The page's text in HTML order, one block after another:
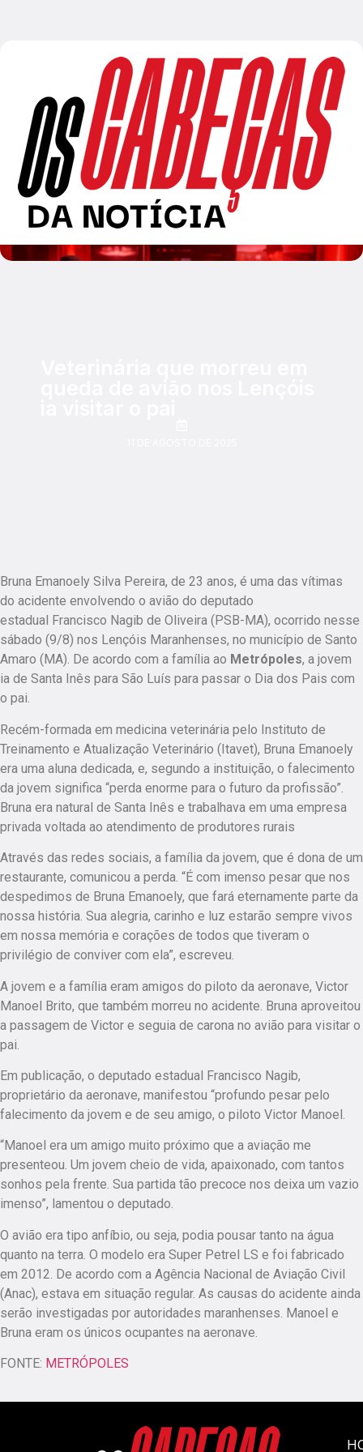
Bruna Emanoely Silva Pereira, de 23 anos, é uma das vítimas
do acidente envolvendo o avião do deputado
estadual Francisco Nagib de Oliveira (PSB-MA), ocorrido nesse
sábado (9/8) nos Lençóis Maranhenses, no município de Santo
Amaro (MA). De acordo com a família ao Metrópoles, a jovem
ia de Santa Inês para São Luís para passar o Dia dos Pais com
o pai.
Recém-formada em medicina veterinária pelo Instituto de
Treinamento e Atualização Veterinário (Itavet), Bruna Emanoely
era uma aluna dedicada, e, segundo a instituição, o falecimento
da jovem significa “perda enorme para o futuro da profissão”.
Bruna era natural de Santa Inês e trabalhava em uma empresa
privada voltada ao atendimento de produtores rurais
Através das redes sociais, a família da jovem, que é dona de um
restaurante, comunicou a perda. “É com imenso pesar que nos
despedimos de Bruna Emanoely, que fará eternamente parte da
nossa história. Sua alegria, carinho e luz estarão sempre vivos
em nossa memória e corações de todos que tiveram o
privilégio de conviver com ela”, escreveu.
A jovem e a família eram amigos do piloto da aeronave, Victor
Manoel Brito, que também morreu no acidente. Bruna aproveitou
a passagem de Victor e seguia de carona no avião para visitar o
pai.
Em publicação, o deputado estadual Francisco Nagib,
proprietário da aeronave, manifestou “profundo pesar pelo
falecimento da jovem e de seu amigo, o piloto Victor Manoel.
“Manoel era um amigo muito próximo que a aviação me
presenteou. Um jovem cheio de vida, apaixonado, com tantos
sonhos pela frente. Sua partida tão precoce nos deixa um vazio
imenso”, lamentou o deputado.
O avião era tipo anfíbio, ou seja, podia pousar tanto na água
quanto na terra. O modelo era Super Petrel LS e foi fabricado
em 2012. De acordo com a Agência Nacional de Aviação Civil
(Anac), estava em situação regular. As causas do acidente ainda
serão investigadas por autoridades maranhenses. Manoel e
Bruna eram os únicos ocupantes na aeronave.
FONTE: METRÓPOLES